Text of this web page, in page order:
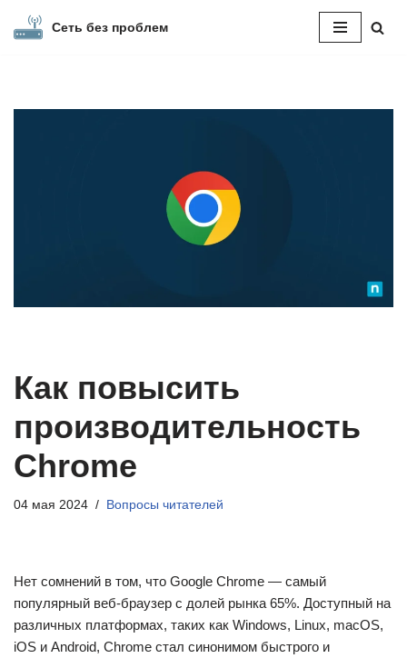
Сеть без проблем
Как повысить
производительность
Chrome
04 мая 2024 Вопросы читателей
Нет сомнений в том, что Google Chrome — самый
популярный веб-браузер с долей рынка 65%. Доступный на
различных платформах, таких как Windows, Linux, macOS,
iOS и Android, Chrome стал синонимом быстрого и